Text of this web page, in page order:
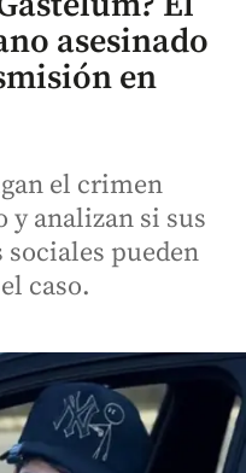
asesinado
en
el crimen
y analizan si sus
pueden
caso.